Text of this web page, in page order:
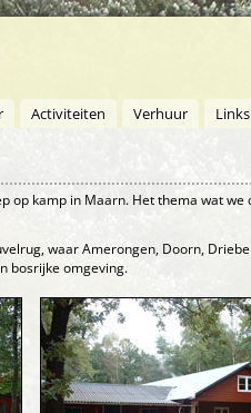
Activiteiten Verhuur Links
op kamp in Maarn. Het thema wat we
waar Amerongen, Doorn,
bosrijke omgeving.